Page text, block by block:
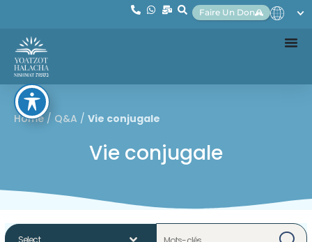
Faire Un Don
Home/ Q&A / Vie conjugale
Vie conjugale